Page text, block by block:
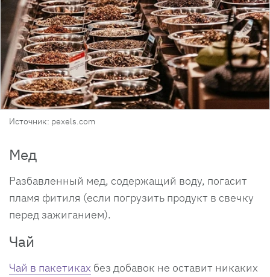
Источник: pexels.com
Мед
Разбавленный мед, содержащий воду, погасит
пламя фитиля (если погрузить продукт в свечку
перед зажиганием).
Чай
Чай в пакетиках без добавок не оставит никаких